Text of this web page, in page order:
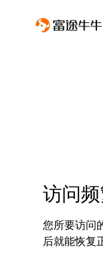
访问
您所要访问
后就能恢复